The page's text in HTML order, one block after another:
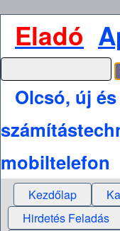
Eladó
Olcsó, új
mobiltelefon
Kezdőlap
Hirdetés Feladás